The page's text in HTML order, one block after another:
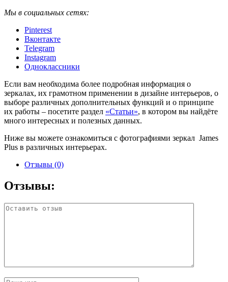
Мы в социальных сетях:
Pinterest
Вконтакте
Telegram
Instagram
Одноклассники
Если вам необходима более подробная информация о
зеркалах, их грамотном применении в дизайне интерьеров, о
выборе различных дополнительных функций и о принципе
их работы – посетите раздел «Статьи», в котором вы найдёте
много интересных и полезных данных.
Ниже вы можете ознакомиться с фотографиями зеркал James
Plus в различных интерьерах.
Отзывы (0)
Отзывы: